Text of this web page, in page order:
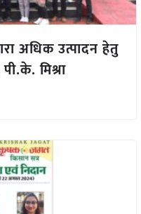
अधिक उत्पादन हेतु
मिश्रा